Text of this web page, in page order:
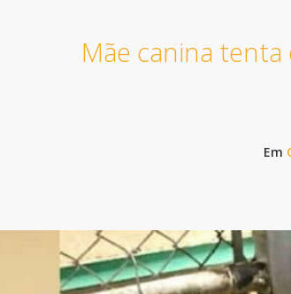
Mãe canina
Em